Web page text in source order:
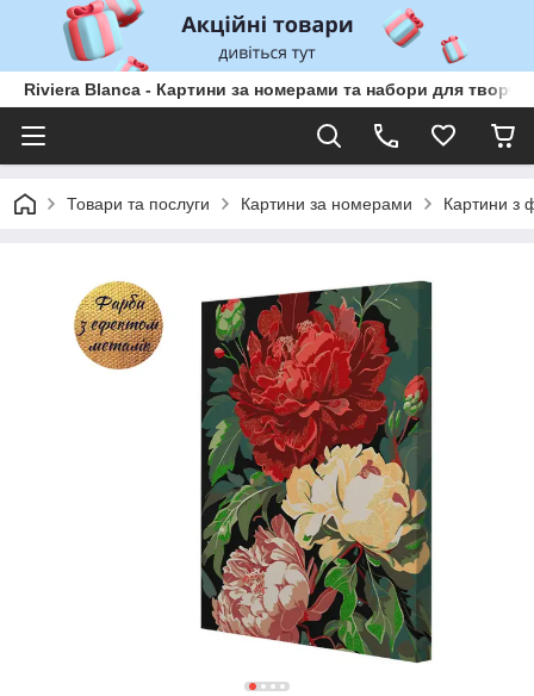
Riviera Blanca - Картини за номерами та набори для
Товари та послуги Картини за номерами Картини з